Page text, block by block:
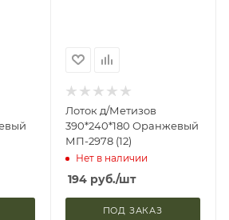
Лоток д/Метизов
390*240*180 Оранжевый
МП-2978 (12)
Нет в наличии
194руб./шт
ПОД ЗАКАЗ